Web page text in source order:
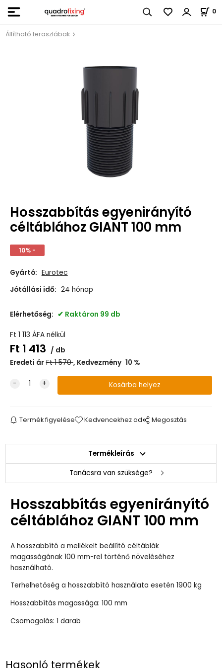
0
Állítható teraszlábak
Hosszabbítás egyenirányító
céltáblához GIANT 100 mm
10% -
Gyártó: Eurotec
Jótállási idő: 24 hónap
Elérhetőség: Raktáron 99 db
Ft 1 113 ÁFA nélkül
Ft 1 413
db
Eredeti ár Ft1 570 Kedvezmény 10 %
Termék figyelése Kedvencekhez ad Megosztás
Termékleírás
Tanácsra van szüksége?
Hosszabbítás egyenirányító
céltáblához GIANT 100 mm
A hosszabbító a mellékelt beállító céltáblák
magasságának 100 mm-rel történő növeléséhez
használható.
Terhelhetőség a hosszabbító használata esetén 1900 kg
Hosszabbítás magassága: 100 mm
Csomagolás: 1 darab
Hasonló termékek